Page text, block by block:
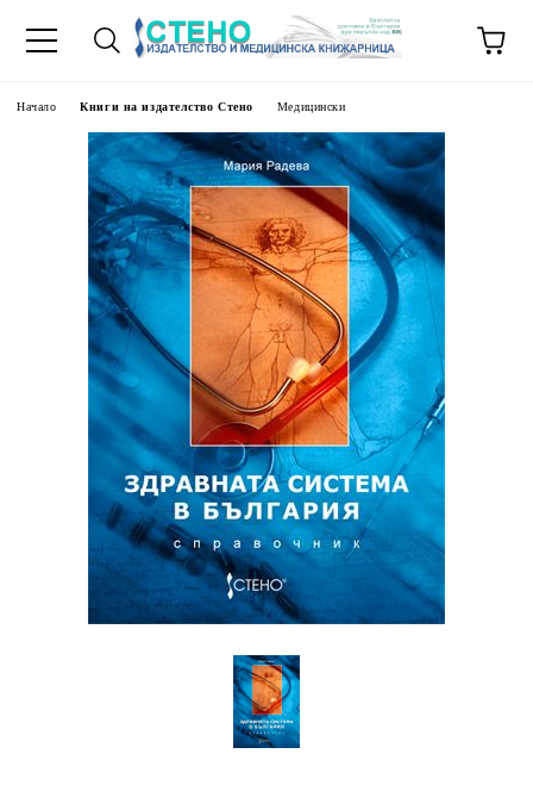
Начало Книги на издателство Стено Медицински